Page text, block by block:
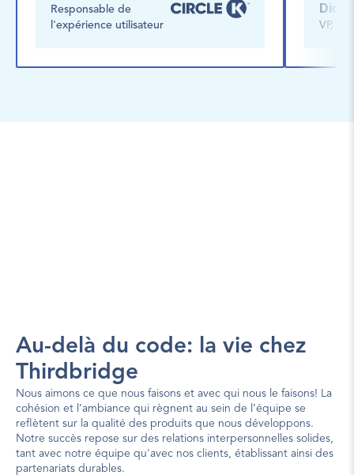
Responsable de
l'expérience utilisateur
Dion
VP, TI
Au-delà du code: la vie chez
Thirdbridge
Nous aimons ce que nous faisons et avec qui nous le faisons! La
cohésion et l’ambiance qui règnent au sein de l’équipe se
reflètent sur la qualité des produits que nous développons.
Notre succès repose sur des relations interpersonnelles solides,
tant avec notre équipe qu'avec nos clients, établissant ainsi des
partenariats durables.